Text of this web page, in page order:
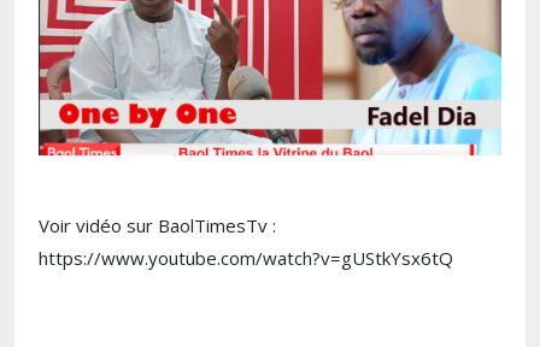
Voir vidéo sur BaolTimesTv :
https://www.youtube.com/watch?v=gUStkYsx6tQ